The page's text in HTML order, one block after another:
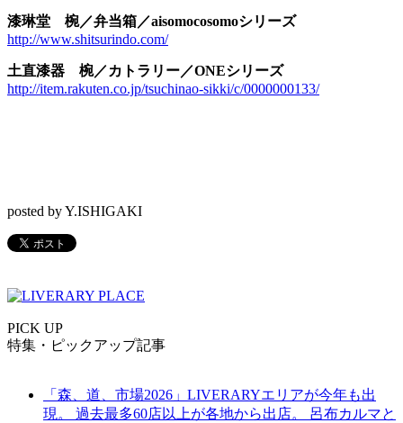
漆琳堂 椀／弁当箱／aisomocosomoシリーズ
http://www.shitsurindo.com/
土直漆器 椀／カトラリー／ONEシリーズ
http://item.rakuten.co.jp/tsuchinao-sikki/c/0000000133/
posted by Y.ISHIGAKI
PICK UP
特集・ピックアップ記事
「森、道、市場2026」LIVERARYエリアが今年も出
現。 過去最多60店以上が各地から出店。 呂布カルマと